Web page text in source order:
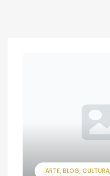
ARTE BLOG CULTURA